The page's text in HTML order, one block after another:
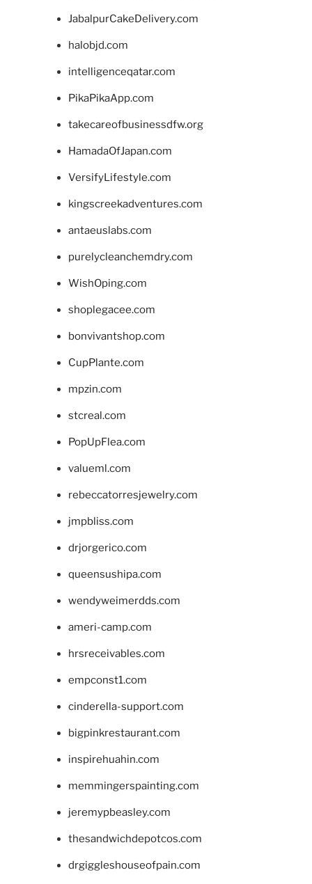
JabalpurCakeDelivery.com
halobjd.com
intelligenceqatar.com
PikaPikaApp.com
takecareofbusinessdfw.org
HamadaOfJapan.com
VersifyLifestyle.com
kingscreekadventures.com
antaeuslabs.com
purelycleanchemdry.com
WishOping.com
shoplegacee.com
bonvivantshop.com
CupPlante.com
mpzin.com
stcreal.com
PopUpFlea.com
valueml.com
rebeccatorresjewelry.com
jmpbliss.com
drjorgerico.com
queensushipa.com
wendyweimerdds.com
ameri-camp.com
hrsreceivables.com
empconst1.com
cinderella-support.com
bigpinkrestaurant.com
inspirehuahin.com
memmingerspainting.com
jeremypbeasley.com
thesandwichdepotcos.com
drgiggleshouseofpain.com